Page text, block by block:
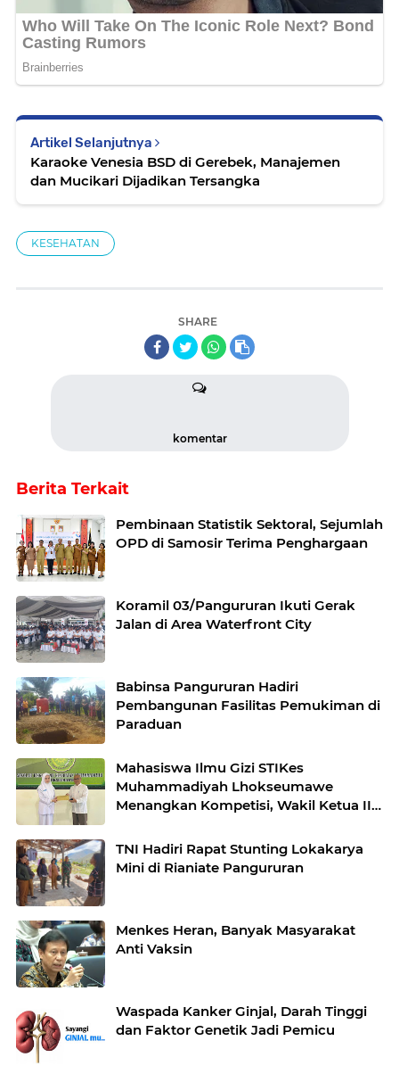
Artikel Selanjutnya
Karaoke Venesia BSD di Gerebek, Manajemen
dan Mucikari Dijadikan Tersangka
KESEHATAN
SHARE
komentar
Berita Terkait
Pembinaan Statistik Sektoral, Sejumlah
OPD di Samosir Terima Penghargaan
Koramil 03/Pangururan Ikuti Gerak
Jalan di Area Waterfront City
Babinsa Pangururan Hadiri
Pembangunan Fasilitas Pemukiman di
Paraduan
Mahasiswa Ilmu Gizi STIKes
Muhammadiyah Lhokseumawe
Menangkan Kompetisi, Wakil Ketua III
TNI Hadiri Rapat Stunting Lokakarya
Mini di Rianiate Pangururan
Menkes Heran, Banyak Masyarakat
Anti Vaksin
Waspada Kanker Ginjal, Darah Tinggi
dan Faktor Genetik Jadi Pemicu